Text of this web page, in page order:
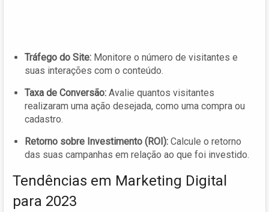
Tráfego do Site: Monitore o número de visitantes e
suas interações com o conteúdo.
Taxa de Conversão: Avalie quantos visitantes
realizaram uma ação desejada, como uma compra ou
cadastro.
Retorno sobre Investimento (ROI): Calcule o retorno
das suas campanhas em relação ao que foi investido.
Tendências em Marketing Digital
para 2023